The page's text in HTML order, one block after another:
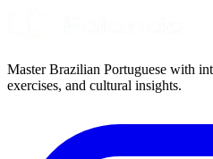
Master Brazilian Portuguese with
exercises, and cultural insights.